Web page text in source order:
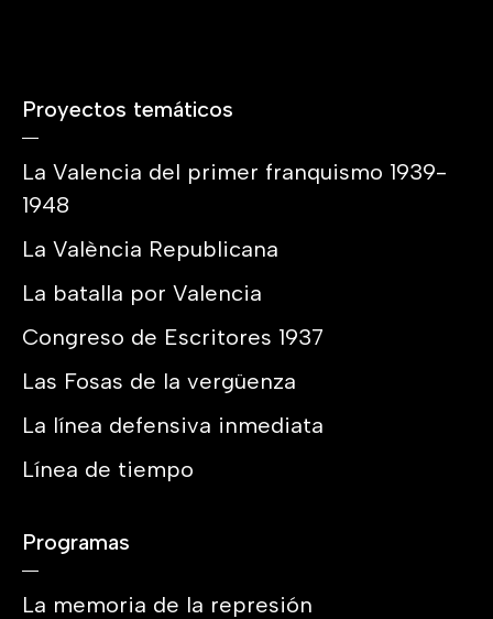
Proyectos temáticos
La Valencia del primer franquismo 1939-
1948
La València Republicana
La batalla por Valencia
Congreso de Escritores 1937
Las Fosas de la vergüenza
La línea defensiva inmediata
Línea de tiempo
Programas
La memoria de la represión